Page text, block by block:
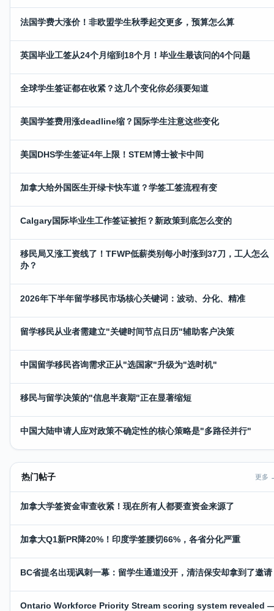
法国学费大涨价！非欧盟学生秋季起交更多，预算怎么算
英国毕业工签从24个月缩到18个月！毕业生最该问的4个问题
全球学生签证都在收紧？这几个变化你必须要知道
美国学签费用涨deadline缩？国际学生注意这些变化
美国DHS学生签证4年上限！STEM博士被卡中间
加拿大给外国医生开绿卡快车道？学签工签流程有变
Calgary国际毕业生工作签证被拒？新政策到底怎么变的
移民局又涨工资线了！TFWP低薪类别每小时涨到37刀，工人怎么
办？
2026年下半年留学移民市场核心关键词：波动、分化、精准
留学移民从业者需建立"关键时间节点日历"辅助客户决策
中国留学移民咨询需求正从"选国家"升级为"选时机"
移民与留学决策的"信息半衰期"正在显著缩短
中国大陆申请人应对政策不确定性的核心策略是"多路径并行"
热门帖子 更多
加拿大学签资金审查收紧！现在所有人都要查资金来源了
加拿大Q1新PR降20%！印度学签腰切66%，各省分化严重
BC省提名出现讽刺一幕：留学生通道没开，清洁保安却拿到了邀请
Ontario Workforce Priority Stream scoring system revealed